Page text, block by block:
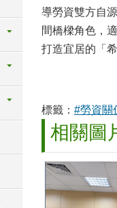
導勞資雙方自
間橋樑角色，
打造宜居的「
標籤： #勞資關
相關圖